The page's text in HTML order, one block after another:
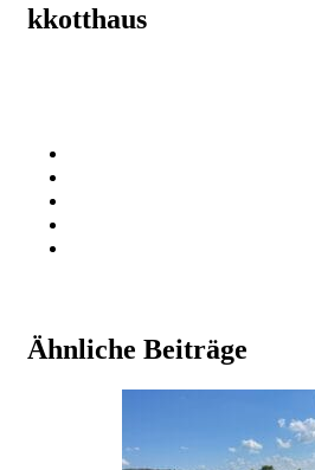
kkotthaus
Ähnliche Beiträge